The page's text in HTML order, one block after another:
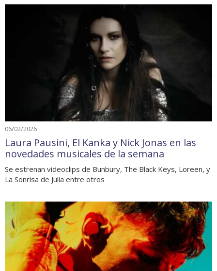
06/02/2026
Laura Pausini, El Kanka y Nick Jonas en las
novedades musicales de la semana
Se estrenan videoclips de Bunbury, The Black Keys, Loreen, y
La Sonrisa de Julia entre otros